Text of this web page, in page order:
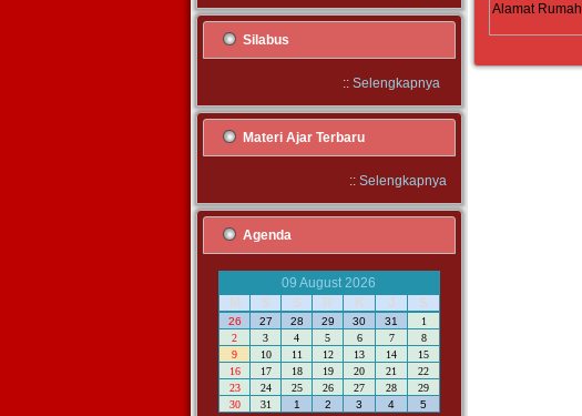
Silabus
:: Selengkapnya
Materi Ajar Terbaru
:: Selengkapnya
Agenda
09 August 2026
M
S S R K J S
26 27 28 29 30 31
1
2
3 4 5 6 7
8
9
10 11 12 13 14
15
16
17 18 19 20 21
22
23
24 25 26 27 28
29
30
31 1 2 3 4 5
Alamat Rumah